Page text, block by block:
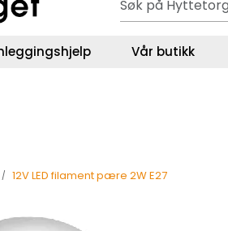
Gavekort
Salgsbetingelser Vår butikk
12V LED filament pære 2W E27